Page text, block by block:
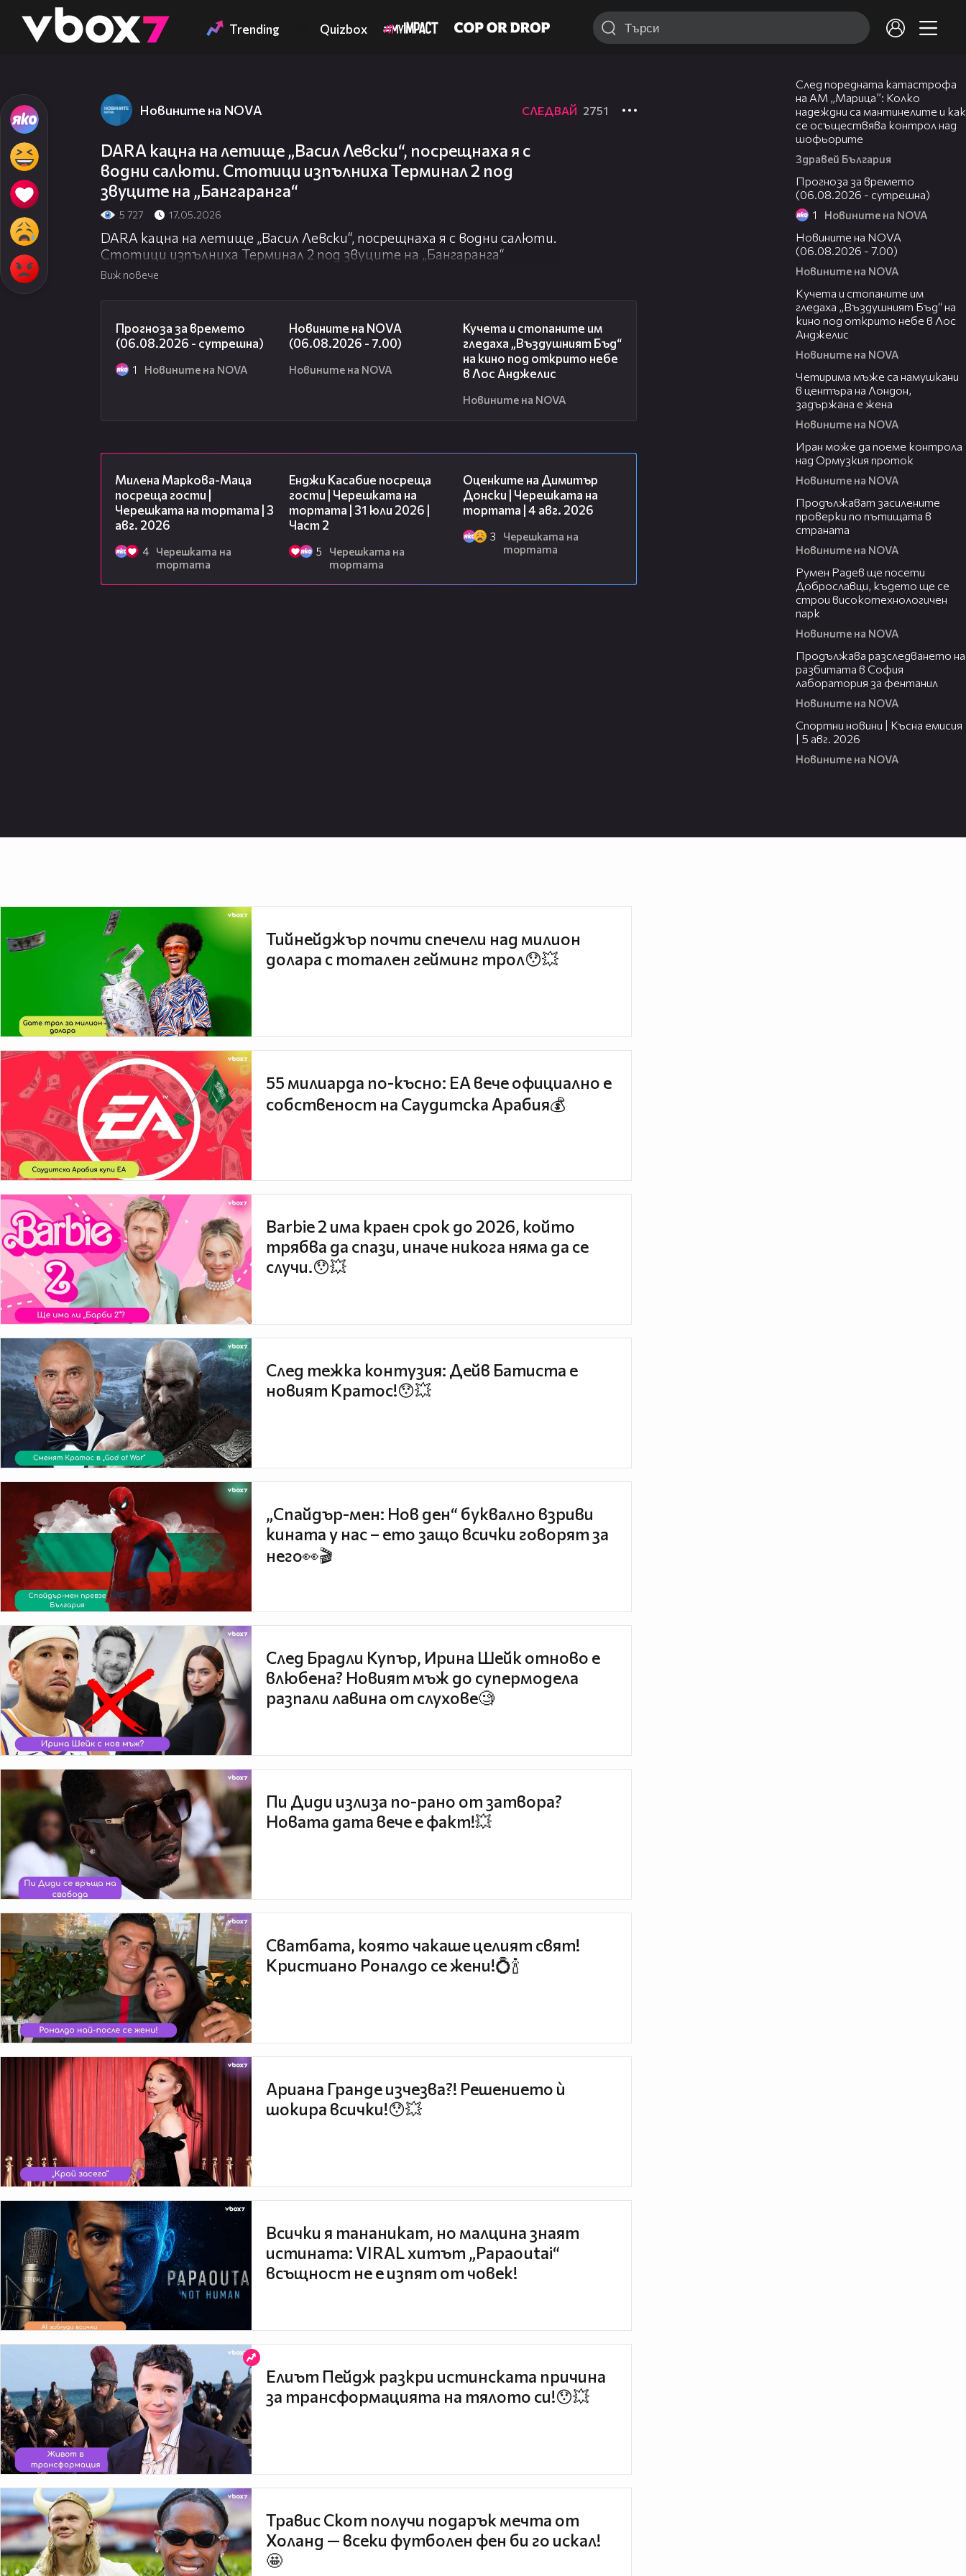
👾 Trending Quizbox
Новините на NOVA СЛЕДВАЙ 2751
DARA кацна на летище „Васил Левски“, посрещнаха я с
водни салюти. Стотици изпълниха Терминал 2 под
звуците на „Бангаранга“
5 727 17.05.2026
DARA кацна на летище „Васил Левски“, посрещнаха я с водни салюти.
Стотици изпълниха Терминал 2 под звуците на „Бангаранга“
Виж повече
Прогноза за времето
(06.08.2026 - сутрешна)
1 Новините на NOVA
Новините на NOVA
(06.08.2026 - 7.00)
Новините на NOVA
Кучета и стопаните им
гледаха „Въздушният Бъд“
на кино под открито небе
в Лос Анджелис
Новините на NOVA
Милена Маркова-Маца
посреща гости |
Черешката на тортата | 3
авг. 2026
4
Черешката на
тортата
Енджи Касабие посреща
гости | Черешката на
тортата | 31 юли 2026 |
Част 2
5
Черешката на
тортата
Оценките на Димитър
Донски | Черешката на
тортата | 4 авг. 2026
3
Черешката на
тортата
След поредната катастрофа
на АМ „Марица”: Колко
надеждни са мантинелите и как
се осъществява контрол над
шофьорите
Здравей България
Прогноза за времето
(06.08.2026 - сутрешна)
1 Новините на NOVA
Новините на NOVA
(06.08.2026 - 7.00)
Новините на NOVA
Кучета и стопаните им
гледаха „Въздушният Бъд“ на
кино под открито небе в Лос
Анджелис
Новините на NOVA
Четирима мъже са намушкани
в центъра на Лондон,
задържана е жена
Новините на NOVA
Иран може да поеме контрола
над Ормузкия проток
Новините на NOVA
Продължават засилените
проверки по пътищата в
страната
Новините на NOVA
Румен Радев ще посети
Доброславци, където ще се
строи високотехнологичен
парк
Новините на NOVA
Продължава разследването на
разбитата в София
лаборатория за фентанил
Новините на NOVA
Спортни новини | Късна емисия
| 5 авг. 2026
Новините на NOVA
Тийнейджър почти спечели над милион
долара с тотален гейминг трол😯💥
55 милиарда по-късно: EA вече официално е
собственост на Саудитска Арабия💰
Barbie 2 има краен срок до 2026, който
трябва да спази, иначе никога няма да се
случи.😯💥
След тежка контузия: Дейв Батиста е
новият Кратос!😯💥
„Спайдър-мен: Нов ден“ буквално взриви
кината у нас – ето защо всички говорят за
него👀🎬
След Брадли Купър, Ирина Шейк отново е
влюбена? Новият мъж до супермодела
разпали лавина от слухове🧐
Пи Диди излиза по-рано от затвора?
Новата дата вече е факт!💥
Сватбата, която чакаше целият свят!
Кристиано Роналдо се жени!💍🍾
Ариана Гранде изчезва?! Решението ѝ
шокира всички!😯💥
Всички я тананикат, но малцина знаят
истината: VIRAL хитът „Papaoutai“
всъщност не е изпят от човек!
Елиът Пейдж разкри истинската причина
за трансформацията на тялото си!😯💥
Травис Скот получи подарък мечта от
Холанд — всеки футболен фен би го искал!
🤩